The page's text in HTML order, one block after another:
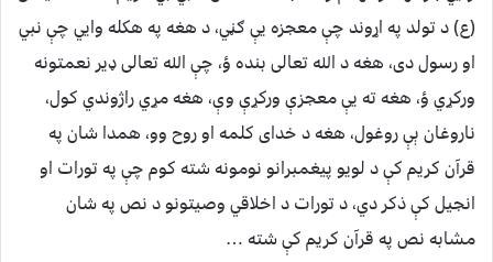
(ع) د تولد په اړوند چې معجزه یې ګڼي، د هغه په هکله وایي چې نبي
او رسول دی، هغه د الله تعالی بنده ؤ، چې الله تعالی ډیر نعمتونه
ورکړي ؤ، هغه ته یې معجزې ورکړې وې، هغه مړي راژوندي کول،
ناروغان ېې روغول، هغه د خدای کلمه او روح وو، همدا شان په
قرآن کریم کې د لویو پیغمبرانو نومونه شته کوم چې په تورات او
انجیل کې ذکر دي، د تورات د اخلاقي وصیتونو د نص په شان
مشابه نص په قرآن کریم کې شته …